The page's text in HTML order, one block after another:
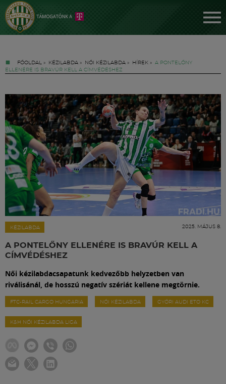
FŐOLDAL » KÉZILABDA » NŐI KÉZILABDA » HÍREK » A PONTELŐNY
ELLENÉRE IS BRAVÚR KELL A CÍMVÉDÉSHEZ
KÉZILABDA 2025. MÁJUS 8.
A PONTELŐNY ELLENÉRE IS BRAVÚR KELL A
CÍMVÉDÉSHEZ
Női kézilabdacsapatunk kedvezőbb helyzetben van
riválisánál, de hosszú negatív szériát kellene megtörnie.
FTC-RAIL CARGO HUNGARIA NŐI KÉZILABDA GYŐRI AUDI ETO KC
K&H NŐI KÉZILABDA LIGA
Jegyek
FM YouTube +
Hírek
Labdarúgás
Meccscenter
Klub
Szolgáltatások